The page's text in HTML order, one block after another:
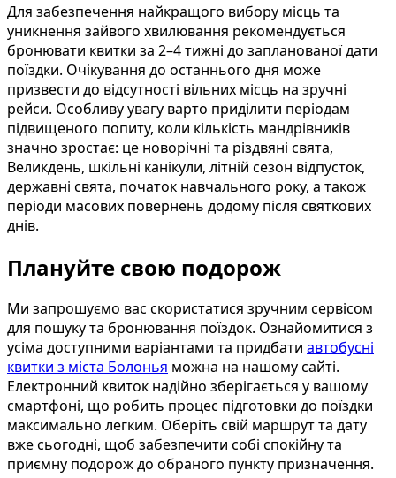
Для забезпечення найкращого вибору місць та
уникнення зайвого хвилювання рекомендується
бронювати квитки за 2–4 тижні до запланованої дати
поїздки. Очікування до останнього дня може
призвести до відсутності вільних місць на зручні
рейси. Особливу увагу варто приділити періодам
підвищеного попиту, коли кількість мандрівників
значно зростає: це новорічні та різдвяні свята,
Великдень, шкільні канікули, літній сезон відпусток,
державні свята, початок навчального року, а також
періоди масових повернень додому після святкових
днів.
Плануйте свою подорож
Ми запрошуємо вас скористатися зручним сервісом
для пошуку та бронювання поїздок. Ознайомитися з
усіма доступними варіантами та придбати автобусні
квитки з міста Болонья можна на нашому сайті.
Електронний квиток надійно зберігається у вашому
смартфоні, що робить процес підготовки до поїздки
максимально легким. Оберіть свій маршрут та дату
вже сьогодні, щоб забезпечити собі спокійну та
приємну подорож до обраного пункту призначення.